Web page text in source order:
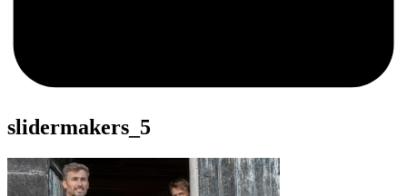
slidermakers_5